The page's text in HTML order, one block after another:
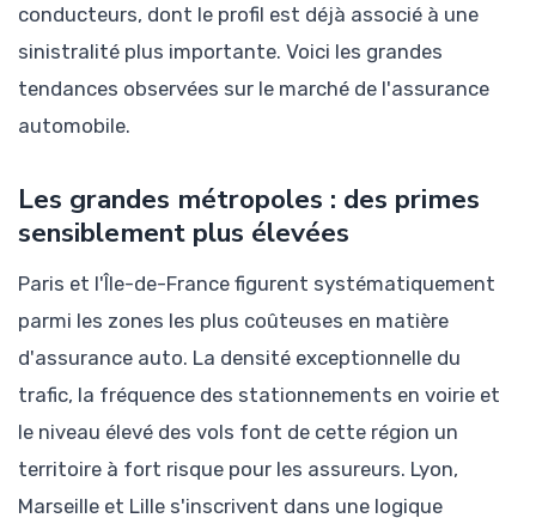
conducteurs, dont le profil est déjà associé à une
sinistralité plus importante. Voici les grandes
tendances observées sur le marché de l'assurance
automobile.
Les grandes métropoles : des primes
sensiblement plus élevées
Paris et l'Île-de-France figurent systématiquement
parmi les zones les plus coûteuses en matière
d'assurance auto. La densité exceptionnelle du
trafic, la fréquence des stationnements en voirie et
le niveau élevé des vols font de cette région un
territoire à fort risque pour les assureurs. Lyon,
Marseille et Lille s'inscrivent dans une logique